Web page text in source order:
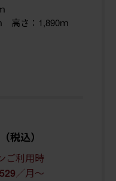
高さ：1,890ｍ
（税込）
ご利用時
／月～